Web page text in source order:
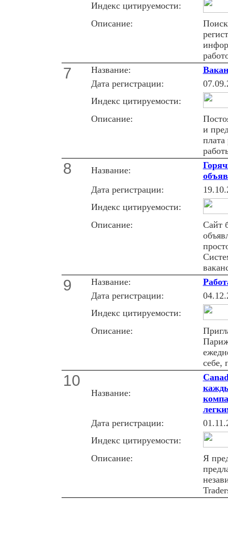
Индекс цитируемости:
Описание:
7 Название:
Дата регистрации:
Индекс цитируемости:
Описание:
и
8 Название:
Дата регистрации:
Индекс цитируемости:
Описание:
Сайт
9 Название:
Дата регистрации:
Индекс цитируемости:
Описание:
себе,
10
Название:
Дата регистрации:
Индекс цитируемости:
Описание:
Я